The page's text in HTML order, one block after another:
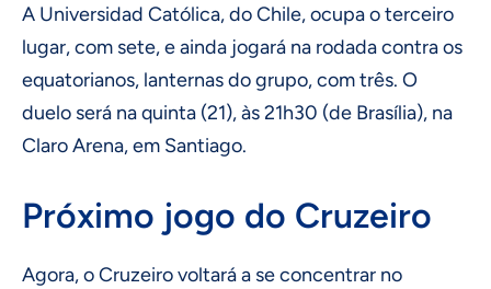
A Universidad Católica, do Chile, ocupa o terceiro
lugar, com sete, e ainda jogará na rodada contra os
equatorianos, lanternas do grupo, com três. O
duelo será na quinta (21), às 21h30 (de Brasília), na
Claro Arena, em Santiago.
Próximo jogo do Cruzeiro
Agora, o Cruzeiro voltará a se concentrar no